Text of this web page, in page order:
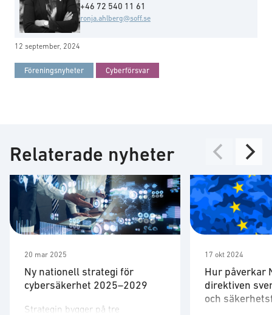
+46 72 540 11 61
ronja.ahlberg@soff.se
12 september, 2024
Föreningsnyheter Cyberförsvar
Relaterade nyheter
20 mar 2025
​Ny nationell strategi för
cybersäkerhet 2025–2029
Strategin bygger på tre
17 okt 2024
Hur påverkar
direktiven
och